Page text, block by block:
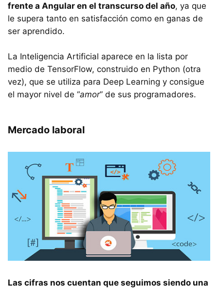
frente a Angular en el transcurso del año, ya que
le supera tanto en satisfacción como en ganas de
ser aprendido.
La Inteligencia Artificial aparece en la lista por
medio de TensorFlow, construido en Python (otra
vez), que se utiliza para Deep Learning y consigue
el mayor nivel de “amor” de sus programadores.
Mercado laboral
Las cifras nos cuentan que seguimos siendo una